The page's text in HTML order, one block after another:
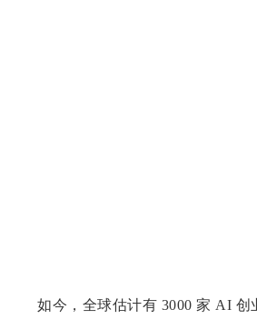
如今，全球估计有 3000 家 AI 创业